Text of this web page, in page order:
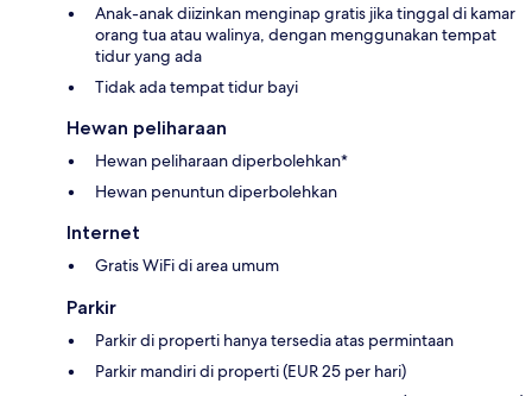
Anak-anak diizinkan menginap gratis jika tinggal di kamar
orang tua atau walinya, dengan menggunakan tempat
tidur yang ada
Tidak ada tempat tidur bayi
Hewan peliharaan
Hewan peliharaan diperbolehkan*
Hewan penuntun diperbolehkan
Internet
Gratis WiFi di area umum
Parkir
Parkir di properti hanya tersedia atas permintaan
Parkir mandiri di properti (EUR 25 per hari)